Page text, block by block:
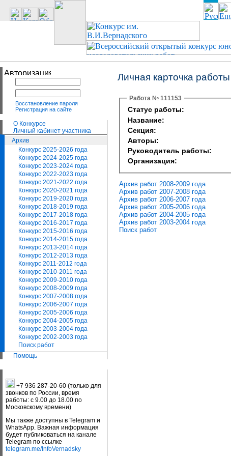
Восстановление пароля
Регистрация на сайте
О Конкурсе
Личный кабинет участника
Архив
Конкурс 2025-2026 года
Конкурс 2024-2025 года
Конкурс 2023-2024 года
Конкурс 2022-2023 года
Конкурс 2021-2022 года
Конкурс 2020-2021 года
Конкурс 2019-2020 года
Конкурс 2018-2019 года
Конкурс 2017-2018 года
Конкурс 2016-2017 года
Конкурс 2015-2016 года
Конкурс 2014-2015 года
Конкурс 2013-2014 года
Конкурс 2012-2013 года
Конкурс 2011-2012 года
Конкурс 2010-2011 года
Конкурс 2009-2010 года
Конкурс 2008-2009 года
Конкурс 2007-2008 года
Конкурс 2006-2007 года
Конкурс 2005-2006 года
Конкурс 2004-2005 года
Конкурс 2003-2004 года
Конкурс 2002-2003 года
Поиск работ
Помощь
+7 936 287-20-60 (только для
звонков по России, время
работы: с 9.00 до 18.00 по
Московскому времени)
Мы также доступны в Telegram и
WhatsApp. Важная информация
будет публиковаться на канале
Telegram по ссылке
telegram.me/InfoVernadsky
Личная карточка работы
Работа № 111153
Статус работы:
Название:
Секция:
Авторы:
Руководитель работы:
Организация:
Архив работ 2008-2009 года
Архив работ 2007-2008 года
Архив работ 2006-2007 года
Архив работ 2005-2006 года
Архив работ 2004-2005 года
Архив работ 2003-2004 года
Поиск работ